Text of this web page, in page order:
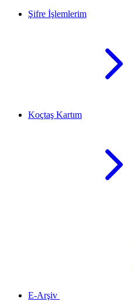
Şifre İşlemlerim
Koçtaş Kartım
E-Arşiv